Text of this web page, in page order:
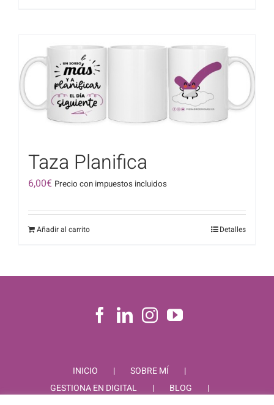
Taza Planifica
6,00€ Precio con impuestos incluidos
Añadir al carrito Detalles
INICIO
SOBRE MÍ
GESTIONA EN DIGITAL
BLOG